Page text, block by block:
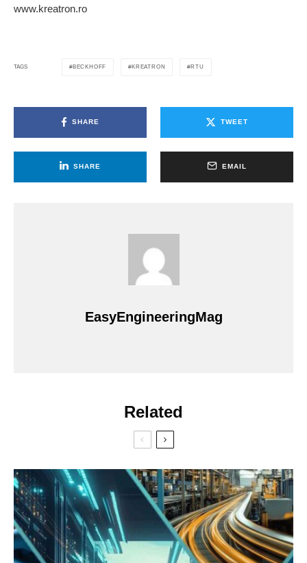
www.kreatron.ro
TAGS BECKHOFF KREATRON RTU
SHARE TWEET
SHARE EMAIL
EasyEngineeringMag
Related